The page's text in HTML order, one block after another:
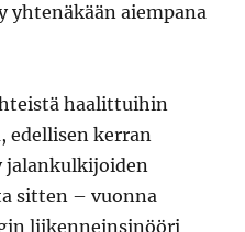
yhtenäkään aiempana
haalittuihin
kerran
jalankulkijoiden
sitten – vuonna
liikenneinsinööri